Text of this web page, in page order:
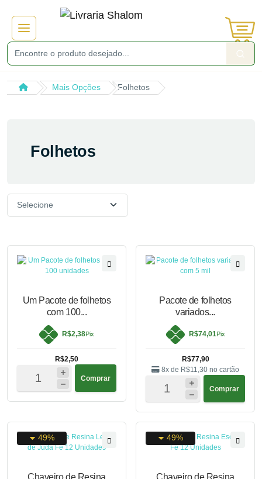
Mais Opções Folhetos
Folhetos
Um Pacote de folhetos
com 100...
R$2,38Pix
R$2,50
Comprar
Pacote de folhetos
variados...
R$74,01Pix
R$77,90
8x de R$11,30no cartão
Comprar
49%
Chaveiro de Resina
49%
Chaveiro de Resina